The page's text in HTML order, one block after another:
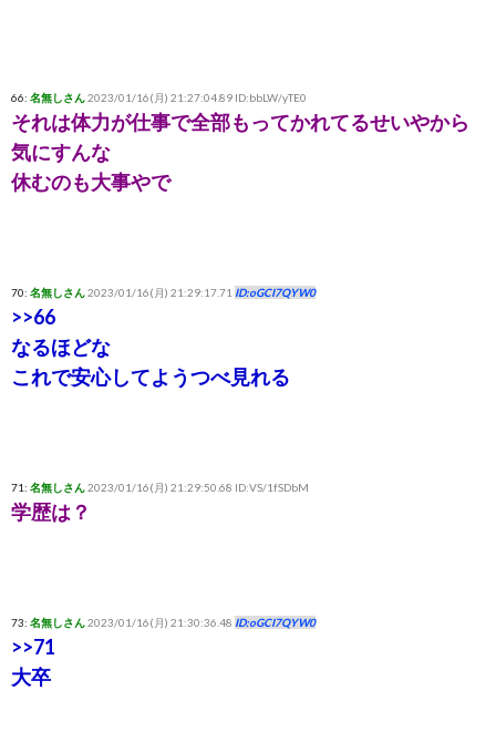
66: 名無しさん2023/01/16(月) 21:27:04.89 ID:bbLW/yTE0
それは体力が仕事で全部もってかれてるせいやから
気にすんな
休むのも大事やで
70: 名無しさん2023/01/16(月) 21:29:17.71 ID:oGCI7QYW0
>>66
なるほどな
これで安心してようつべ見れる
71: 名無しさん2023/01/16(月) 21:29:50.68 ID:VS/1fSDbM
学歴は？
73: 名無しさん2023/01/16(月) 21:30:36.48 ID:oGCI7QYW0
>>71
大卒